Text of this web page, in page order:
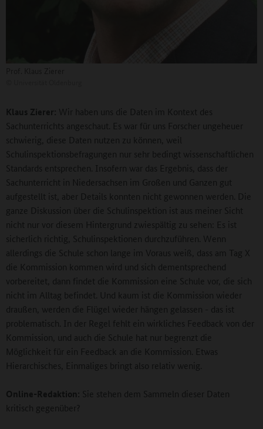
Klaus Zierer: Wir haben uns die Daten im Kontext des
Sachunterrichts angeschaut. Es war für uns Forscher ungeheuer
schwierig, diese Daten nutzen zu können, weil
Schulinspektionsbefragungen nur sehr bedingt wissenschaftlichen
Standards entsprechen. Insofern war das Ergebnis, dass der
Sachunterricht in Niedersachsen im Großen und Ganzen gut
aufgestellt ist, aber Details konnten nicht gewonnen werden. Die
ganze Diskussion über die Schulinspektion ist aus meiner Sicht
nicht nur vor diesem Hintergrund zwiespältig zu sehen: Es ist
sicherlich richtig, Schulinspektionen durchzuführen. Wenn
allerdings die Schule schon lange im Voraus weiß, dass am Tag X
die Kommission kommen wird und sich dementsprechend
vorbereitet, dann findet die Kommission eine Schule vor, die sich
nicht im Alltag befindet. Und kaum ist die Kommission wieder
draußen, werden die Flügel wieder hängen gelassen - das ist
problematisch. In der Regel fehlt ein wirkliches Feedback von der
Kommission, und auch die Schule hat nur begrenzt die
Möglichkeit für ein Feedback an die Kommission. Etwas
Hierarchisches, Einmaliges bringt also relativ wenig.
Online-Redaktion:
Sie stehen dem Sammeln dieser Daten
kritisch gegenüber?